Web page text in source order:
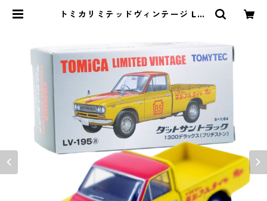
トミカリミテッドヴィンテージ LV-
| よろずやジャック